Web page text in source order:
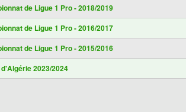
de Ligue 1 Pro - 2018/2019
de Ligue 1 Pro - 2016/2017
de Ligue 1 Pro - 2015/2016
2023/2024